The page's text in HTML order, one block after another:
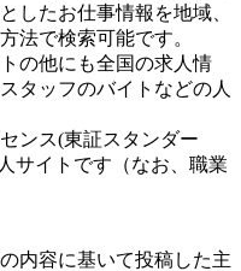
したお仕事情報を地域、
法で検索可能です。
の他にも全国の求人情
タッフのバイトなどの人
ンス(東証スタンダー
サイトです（なお、職業
内容に基いて投稿した主